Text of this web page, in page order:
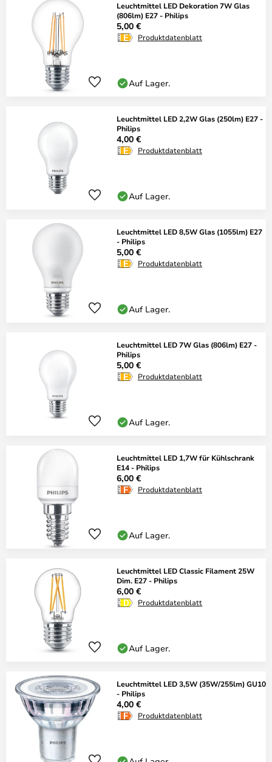
Leuchtmittel LED Dekoration 7W Glas
(806lm) E27 - Philips
5,00 €
Produktdatenblatt
Auf Lager.
Leuchtmittel LED 2,2W Glas (250lm) E27 -
Philips
4,00 €
Produktdatenblatt
Auf Lager.
Leuchtmittel LED 8,5W Glas (1055lm) E27
- Philips
5,00 €
Produktdatenblatt
Auf Lager.
Leuchtmittel LED 7W Glas (806lm) E27 -
Philips
5,00 €
Produktdatenblatt
Auf Lager.
Leuchtmittel LED 1,7W für Kühlschrank
E14 - Philips
6,00 €
Produktdatenblatt
Auf Lager.
Leuchtmittel LED Classic Filament 25W
Dim. E27 - Philips
6,00 €
Produktdatenblatt
Auf Lager.
Leuchtmittel LED 3,5W (35W/255lm) GU10
- Philips
4,00 €
Produktdatenblatt